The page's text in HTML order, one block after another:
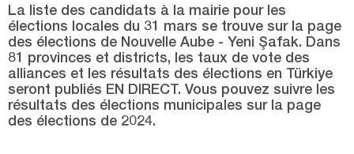
UZUNKÖPRÜ
YENİKARPUZLU
YENİMÜHACİR
Elazığ
Erzincan
La liste des candidats à la mairie pour les
élections locales du 31 mars se trouve sur la page
des élections de Nouvelle Aube - Yeni Şafak. Dans
81 provinces et districts, les taux de vote des
alliances et les résultats des élections en Türkiye
seront publiés EN DIRECT. Vous pouvez suivre les
résultats des élections municipales sur la page
des élections de 2024.